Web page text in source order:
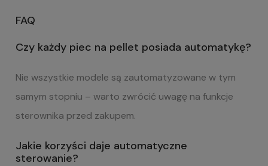
FAQ
Czy każdy piec na pellet posiada automatykę?
Nie wszystkie modele są zautomatyzowane w tym
samym stopniu – warto zwrócić uwagę na funkcje
sterownika przed zakupem.
Jakie korzyści daje automatyczne
sterowanie?